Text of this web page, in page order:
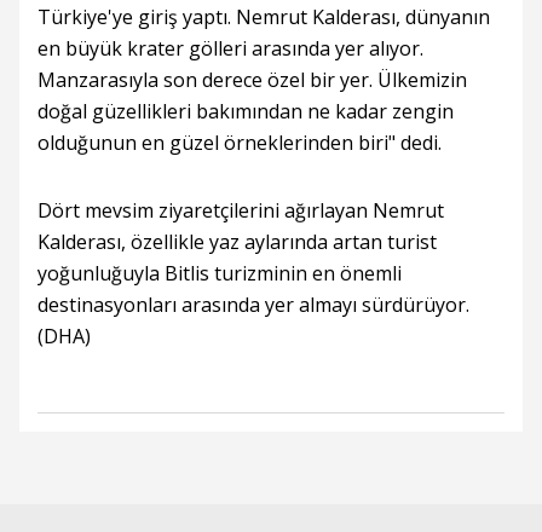
Türkiye'ye giriş yaptı. Nemrut Kalderası, dünyanın
en büyük krater gölleri arasında yer alıyor.
Manzarasıyla son derece özel bir yer. Ülkemizin
doğal güzellikleri bakımından ne kadar zengin
olduğunun en güzel örneklerinden biri" dedi.
Dört mevsim ziyaretçilerini ağırlayan Nemrut
Kalderası, özellikle yaz aylarında artan turist
yoğunluğuyla Bitlis turizminin en önemli
destinasyonları arasında yer almayı sürdürüyor.
(DHA)